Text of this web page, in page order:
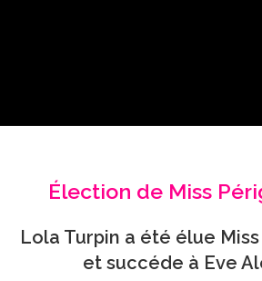
Élection de Miss
Lola Turpin a été élue
et succéde à Eve